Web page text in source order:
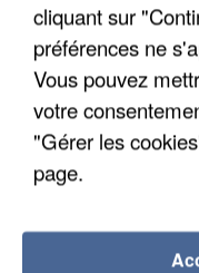
cliquant sur
préférences ne
Vous pouvez
votre
"Gérer les
page.